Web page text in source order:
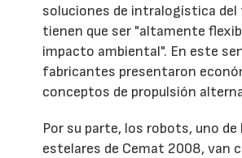
soluciones de intralogística
tienen que ser "altamente
impacto ambiental". En este
fabricantes presentaron
conceptos de propulsión
Por su parte, los robots, uno
estelares de Cemat 2008, van